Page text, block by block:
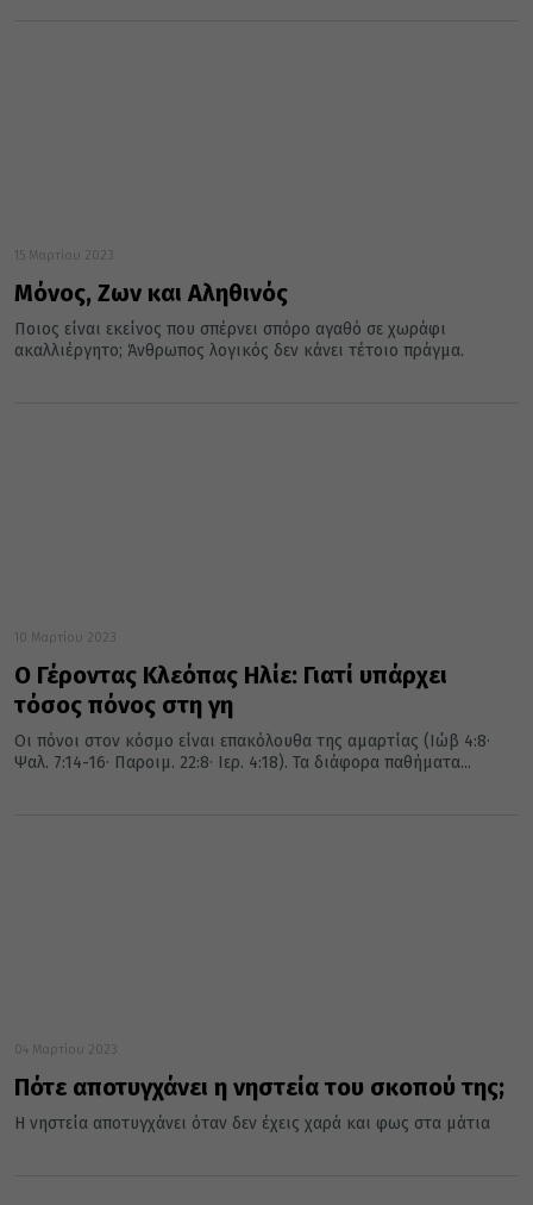
15 Μαρτίου 2023
Μόνος, Ζων και Αληθινός
Ποιος είναι εκείνος που σπέρνει σπόρο αγαθό σε χωράφι
ακαλλιέργητο; Άνθρωπος λογικός δεν κάνει τέτοιο πράγμα.
10 Μαρτίου 2023
Ο Γέροντας Κλεόπας Ηλίε: Γιατί υπάρχει
τόσος πόνος στη γη
Οι πόνοι στον κόσμο είναι επακόλουθα της αμαρτίας (Ιώβ 4:8·
Ψαλ. 7:14-16· Παροιμ. 22:8· Ιερ. 4:18). Τα διάφορα παθήματα...
04 Μαρτίου 2023
Πότε αποτυγχάνει η νηστεία του σκοπού της;
Η νηστεία αποτυγχάνει όταν δεν έχεις χαρά και φως στα μάτια